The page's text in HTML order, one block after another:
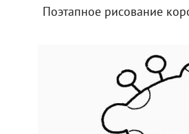
Поэтапное рисование